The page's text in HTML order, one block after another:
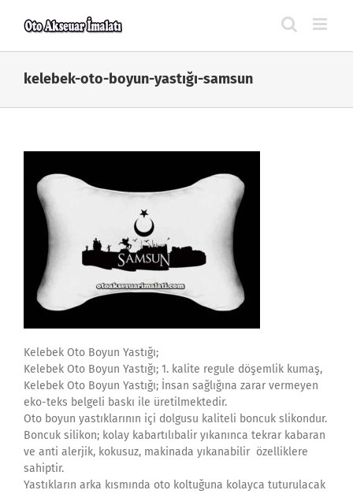
kelebek-oto-boyun-yastığı-samsun
Kelebek Oto Boyun Yastığı;
Kelebek Oto Boyun Yastığı; 1. kalite regule döşemlik kumaş,
Kelebek Oto Boyun Yastığı; İnsan sağlığına zarar vermeyen
eko-teks belgeli baskı ile üretilmektedir.
Oto boyun yastıklarının içi dolgusu kaliteli boncuk slikondur.
Boncuk silikon; kolay kabartılıbalir yıkanınca tekrar kabaran
ve anti alerjik, kokusuz, makinada yıkanabilir özelliklere
sahiptir.
Yastıkların arka kısmında oto koltuğuna kolayca tuturulacak